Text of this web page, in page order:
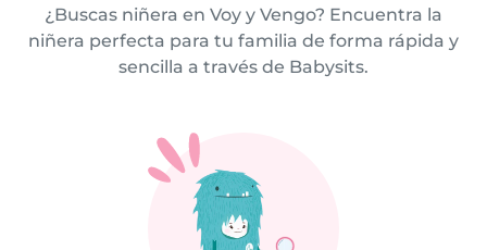
¿Buscas niñera en Voy y Vengo? Encuentra la
niñera perfecta para tu familia de forma rápida y
sencilla a través de Babysits.